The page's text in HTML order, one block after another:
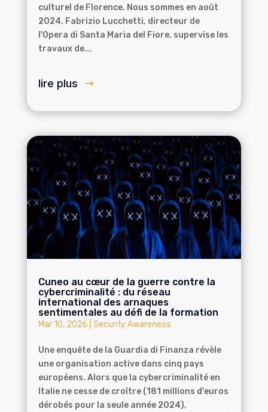
culturel de Florence. Nous sommes en août
2024. Fabrizio Lucchetti, directeur de
l'Opera di Santa Maria del Fiore, supervise les
travaux de...
lire plus
Cuneo au cœur de la guerre contre la
cybercriminalité : du réseau
international des arnaques
sentimentales au défi de la formation
Mar 10, 2026| Security Awareness
Une enquête de la Guardia di Finanza révèle
une organisation active dans cinq pays
européens. Alors que la cybercriminalité en
Italie ne cesse de croître (181 millions d'euros
dérobés pour la seule année 2024),